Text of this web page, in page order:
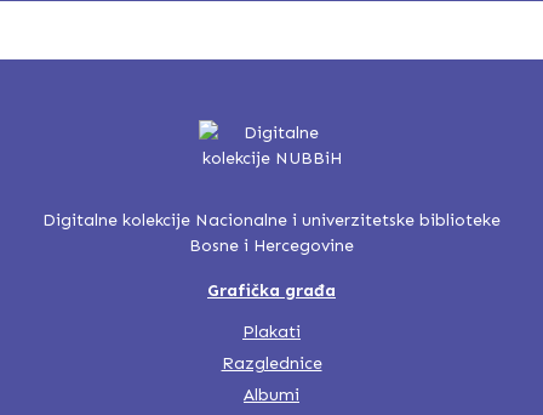
Digitalne kolekcije Nacionalne i univerzitetske biblioteke
Bosne i Hercegovine
Grafička građa
Plakati
Razglednice
Albumi